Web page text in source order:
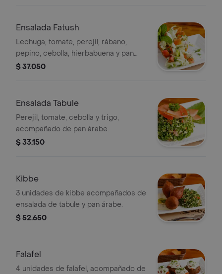
Ensalada Fatush
Lechuga, tomate, perejil, rábano,
pepino, cebolla, hierbabuena y pan
árabe frito
$ 37.050
Ensalada Tabule
Perejil, tomate, cebolla y trigo,
acompañado de pan árabe.
$ 33.150
Kibbe
3 unidades de kibbe acompañados de
ensalada de tabule y pan árabe.
$ 52.650
Falafel
4 unidades de falafel, acompañado de